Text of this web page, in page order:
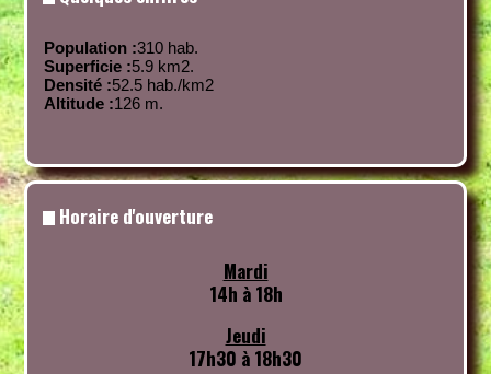
Population :310 hab.
Superficie :5.9 km2.
Densité :52.5 hab./km2
Altitude :126 m.
Horaire d'ouverture
Mardi
14h à 18h
Jeudi
17h30 à 18h30